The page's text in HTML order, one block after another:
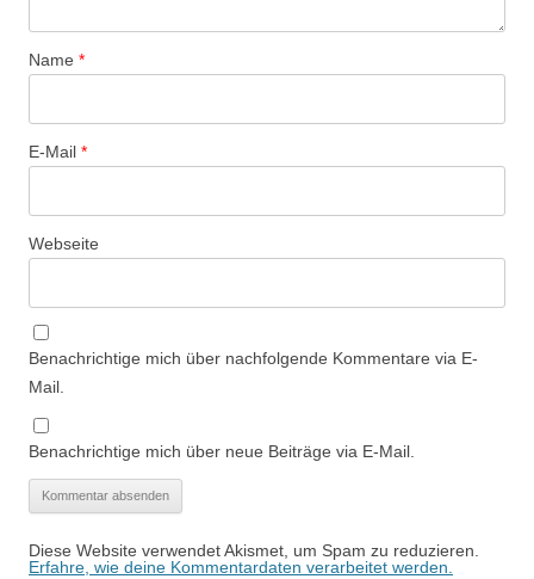
Name *
E-Mail *
Webseite
Benachrichtige mich über nachfolgende Kommentare via E-
Mail.
Benachrichtige mich über neue Beiträge via E-Mail.
Diese Website verwendet Akismet, um Spam zu reduzieren.
Erfahre, wie deine Kommentardaten verarbeitet werden.